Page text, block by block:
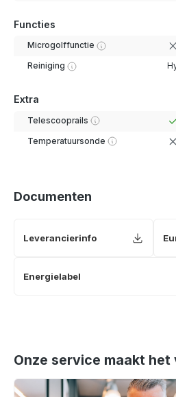
Functies
Microgolffunctie
Reiniging
Extra
Telescooprails
Temperatuursonde
Documenten
Leverancierinfo
Energielabel
Onze service maakt het